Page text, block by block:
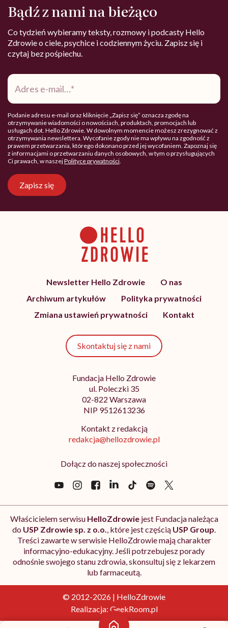
Bądź z nami na bieżąco
Co tydzień wybieramy teksty, rozmowy i podcasty Hello
Zdrowie o ciele, psychice i codziennym życiu. Zapisz się i
czytaj bez pośpiechu.
Adres
mail*
Podanie adresu e-mail oraz kliknięcie „Zapisz się” oznacza zgodę na
otrzymywanie wiadomości o nowościach, produktach, promocjach lub
usługach dot. Hello Zdrowie. W dowolnym momencie możesz zrezygnować z
otrzymywania newslettera. Wycofanie zgody nie ma wpływu na zgodność z
prawem przetwarzania, którego dokonano przed jej wycofaniem. Zapoznaj się
z informacjami o przetwarzaniu danych osobowych, w tym o przysługujących
Ci prawach, w naszejPolityce prywatności.
Zapisz się
Newsletter Hello Zdrowie
O nas
Archiwum artykułów
Polityka prywatności
Zmiana ustawień prywatności
Kontakt
Skontaktuj się z nami
Fundacja Hello Zdrowie
ul. Poleczki 35
02-822 Warszawa
NIP 9512613236
Kontakt z redakcją
redakcja@hellozdrowie.pl
Dołącz do naszej społeczności
Właścicielem serwisu HelloZdrowiejest Fundacja należąca
do USP Zdrowie sp. z o.o., które jest częścią USP Group.
Treści zawarte w serwisie HelloZdrowie mają charakter
informacyjno-edukacyjny. Jeśli potrzebujesz porady
odnośnie swojego stanu zdrowia, skonsultuj się z lekarzem
lub farmaceutą.
© 2012-2026 | HelloZdrowie
Realizacja: GeekRoom.pl